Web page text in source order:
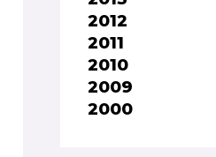
2012
2011
2010
2009
2000